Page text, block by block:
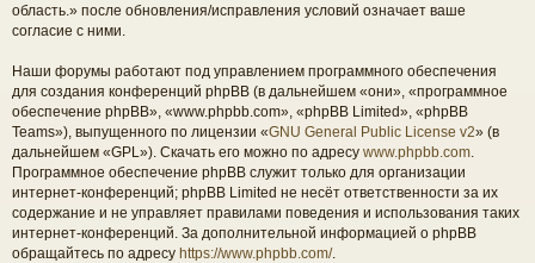
область.» после обновления/исправления условий означает ваше
согласие с ними.
Наши форумы работают под управлением программного обеспечения
для создания конференций phpBB (в дальнейшем «они», «программное
обеспечение phpBB», «www.phpbb.com», «phpBB Limited», «phpBB
Teams»), выпущенного по лицензии «GNU General Public License v2» (в
дальнейшем «GPL»). Скачать его можно по адресу www.phpbb.com
Программное обеспечение phpBB служит только для организации
интернет-конференций; phpBB Limited не несёт ответственности за их
содержание и не управляет правилами поведения и использования таких
интернет-конференций. За дополнительной информацией о phpBB
обращайтесь по адресу https://www.phpbb.com/.